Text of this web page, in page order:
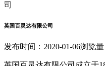
司
英国百灵达有限公司
发布时间：2020-01-06浏览量